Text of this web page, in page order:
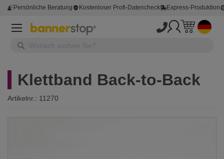
Persönliche Beratung Kostenloser Profi-Datencheck Express-Produktion
Klettband Back-to-Back
Artikelnr.: 11270